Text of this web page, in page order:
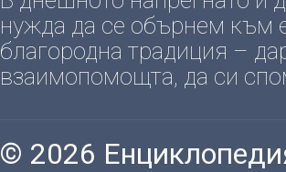
нужда да се обърнем към
благородна традиция –
взаимопомощта, да си
© 2026